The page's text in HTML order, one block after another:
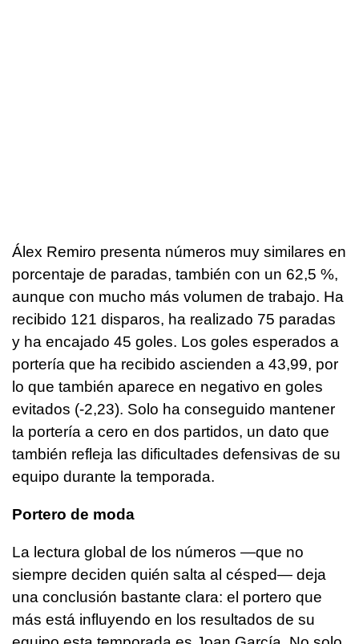
Álex Remiro presenta números muy similares en
porcentaje de paradas, también con un 62,5 %,
aunque con mucho más volumen de trabajo. Ha
recibido 121 disparos, ha realizado 75 paradas
y ha encajado 45 goles. Los goles esperados a
portería que ha recibido ascienden a 43,99, por
lo que también aparece en negativo en goles
evitados (-2,23). Solo ha conseguido mantener
la portería a cero en dos partidos, un dato que
también refleja las dificultades defensivas de su
equipo durante la temporada.
Portero de moda
La lectura global de los números —que no
siempre deciden quién salta al césped— deja
una conclusión bastante clara: el portero que
más está influyendo en los resultados de su